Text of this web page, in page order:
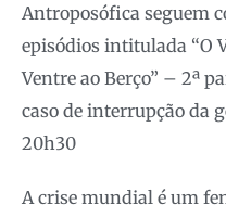
Antroposófica seguem
episódios intitulada “O
Ventre ao Berço” – 2ª
caso de interrupção da
20h30
A crise mundial é um